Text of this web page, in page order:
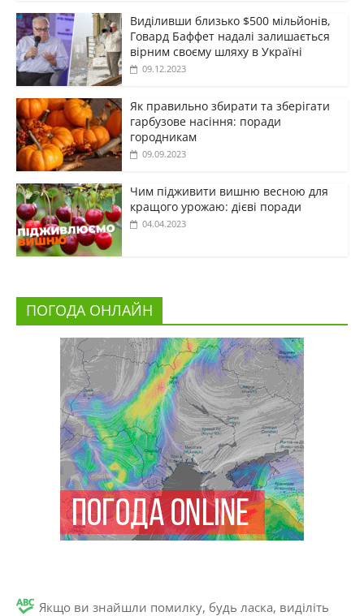
Виділивши близько $500 мільйонів,
Говард Баффет надалі залишається
вірним своєму шляху в Україні
09.12.2023
Як правильно збирати та зберігати
гарбузове насіння: поради
городникам
09.09.2023
Чим підживити вишню весною для
кращого урожаю: дієві поради
04.04.2023
ПОГОДА ОНЛАЙН
Якщо ви знайшли помилку, будь ласка, виділіть